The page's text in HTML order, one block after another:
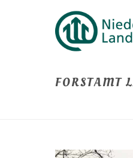
FORSTAMT